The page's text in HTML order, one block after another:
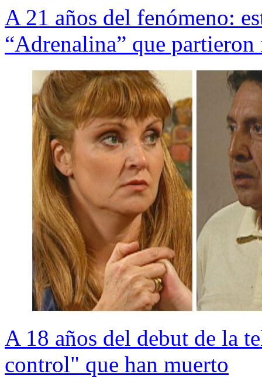
A 21 años del fenómeno:
“Adrenalina” que partieron
A 18 años del debut de la
control" que han muerto